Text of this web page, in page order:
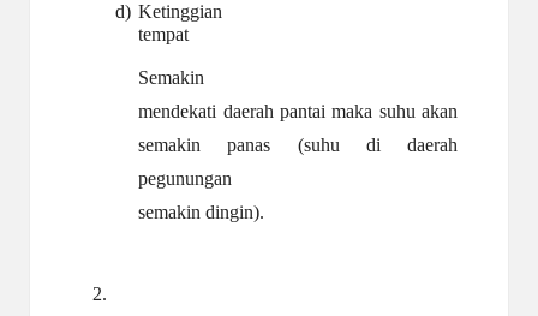
d) Ketinggian
tempat
Semakin
mendekati daerah pantai maka suhu akan
semakin panas (suhu di daerah
pegunungan
semakin dingin).
2.